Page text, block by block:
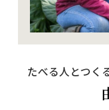
たべる人とつく